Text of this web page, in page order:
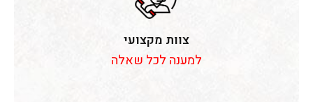
צוות מקצועי
למענה לכל שאלה